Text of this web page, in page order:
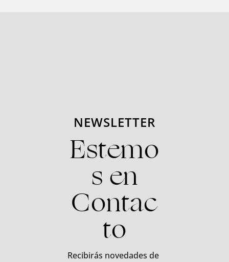
NEWSLETTER
Estemo
s en
Contac
to
Recibirás novedades de